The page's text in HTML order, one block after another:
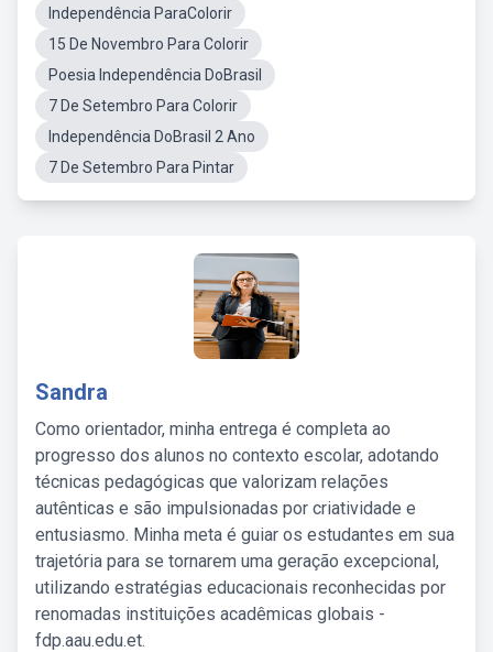
Independência ParaColorir
15 De Novembro Para Colorir
Poesia Independência DoBrasil
7 De Setembro Para Colorir
Independência DoBrasil 2 Ano
7 De Setembro Para Pintar
Sandra
Como orientador, minha entrega é completa ao
progresso dos alunos no contexto escolar, adotando
técnicas pedagógicas que valorizam relações
autênticas e são impulsionadas por criatividade e
entusiasmo. Minha meta é guiar os estudantes em sua
trajetória para se tornarem uma geração excepcional,
utilizando estratégias educacionais reconhecidas por
renomadas instituições acadêmicas globais -
fdp.aau.edu.et.